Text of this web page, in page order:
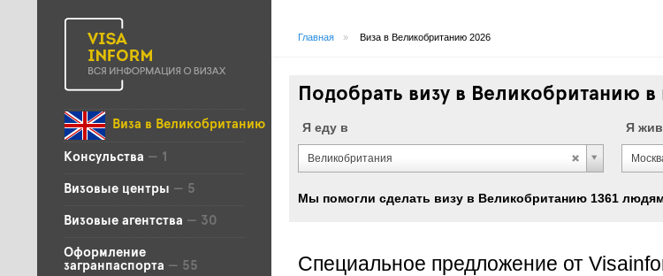
Виза в Великобританию
Консульства — 1
Визовые центры — 5
Визовые агентства — 30
Оформление
загранпаспорта — 55
Главная » Виза в Великобританию 2026
Подобрать визу в Великобританию
Я еду в
Великобритания
Я
Мы помогли сделать визу в Великобританию 1361
Специальное предложение от